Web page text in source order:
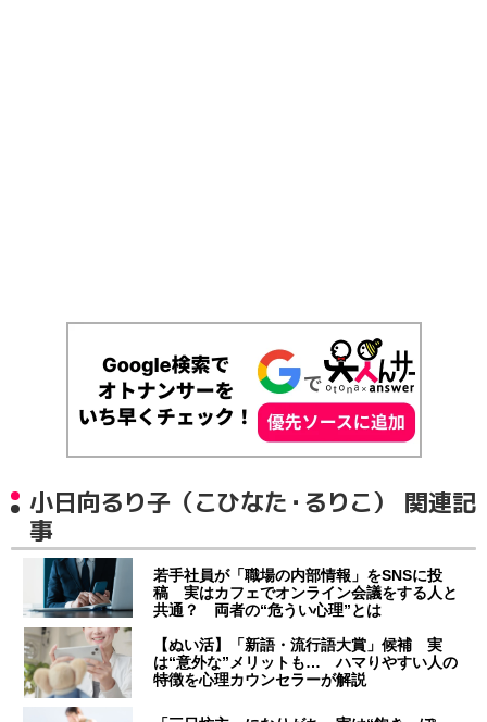
小日向るり子（こひなた・るりこ） 関連記
事
若手社員が「職場の内部情報」をSNSに投
稿 実はカフェでオンライン会議をする人と
共通？ 両者の“危うい心理”とは
【ぬい活】「新語・流行語大賞」候補 実
は“意外な”メリットも… ハマりやすい人の
特徴を心理カウンセラーが解説